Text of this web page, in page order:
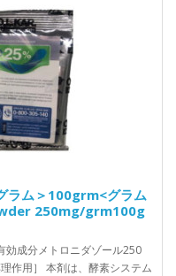
ラム＞100grm<グラム
250mg/grm100g
効成分メトロニダゾール250
作用］ 本剤は、酵素システム